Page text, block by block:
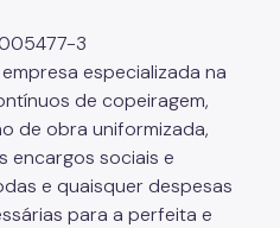
3
especializada na
de copeiragem,
de obra uniformizada,
encargos sociais e
e quaisquer despesas
para a perfeita e